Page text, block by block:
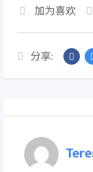
加为喜欢
分享: